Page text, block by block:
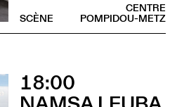
CENTRE
POMPIDOU-METZ
SCÈNE
18:00